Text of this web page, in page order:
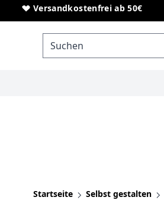
Direkt zum Inhalt
Versandkostenfrei ab 50€
Startseite Selbst gestalten